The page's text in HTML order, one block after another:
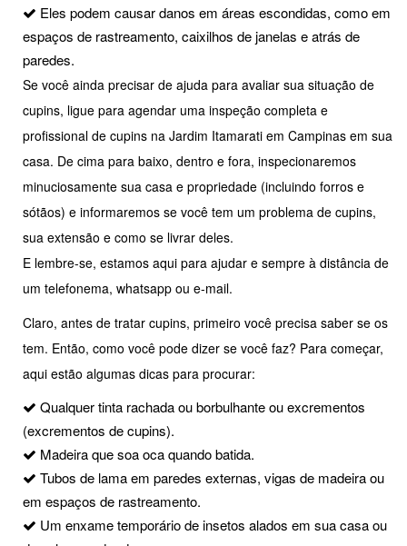
Eles podem causar danos em áreas escondidas, como em
espaços de rastreamento, caixilhos de janelas e atrás de
paredes.
Se você ainda precisar de ajuda para avaliar sua situação de
cupins, ligue para agendar uma inspeção completa e
profissional de cupins na Jardim Itamarati em Campinas em sua
casa. De cima para baixo, dentro e fora, inspecionaremos
minuciosamente sua casa e propriedade (incluindo forros e
sótãos) e informaremos se você tem um problema de cupins,
sua extensão e como se livrar deles.
E lembre-se, estamos aqui para ajudar e sempre à distância de
um telefonema, whatsapp ou e-mail.
Claro, antes de tratar cupins, primeiro você precisa saber se os
tem. Então, como você pode dizer se você faz? Para começar,
aqui estão algumas dicas para procurar:
Qualquer tinta rachada ou borbulhante ou excrementos
(excrementos de cupins).
Madeira que soa oca quando batida.
Tubos de lama em paredes externas, vigas de madeira ou
em espaços de rastreamento.
Um enxame temporário de insetos alados em sua casa ou